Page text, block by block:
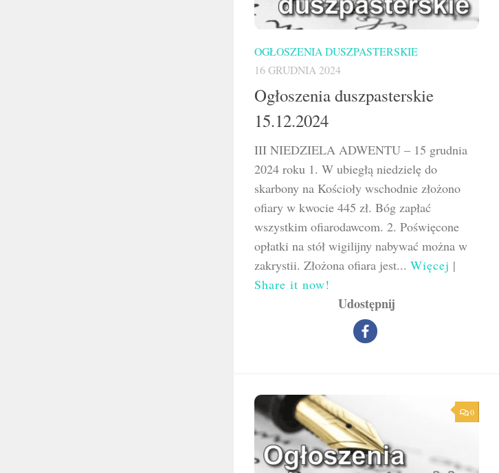
OGŁOSZENIA DUSZPASTERSKIE
16 GRUDNIA 2024
Ogłoszenia duszpasterskie
15.12.2024
III NIEDZIELA ADWENTU – 15 grudnia
2024 roku 1. W ubiegłą niedzielę do
skarbony na Kościoły wschodnie złożono
ofiary w kwocie 445 zł. Bóg zapłać
wszystkim ofiarodawcom. 2. Poświęcone
opłatki na stół wigilijny nabywać można w
zakrystii. Złożona ofiara jest... Więcej |
Share it now!
Udostępnij
0